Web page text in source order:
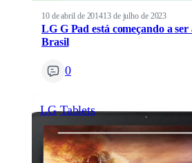
10 de abril de 201413 de julho de 2023
LG G Pad está começando a
Brasil
0
LG Tablets